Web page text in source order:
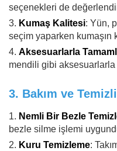
seçenekleri de
Kumaş Kalitesi: Yün,
seçim yaparken
Aksesuarlarla
mendili gibi aksesuarlarla
3. Bakım ve
Nemli Bir Bezle
bezle silme işlemi
Kuru Temizleme: